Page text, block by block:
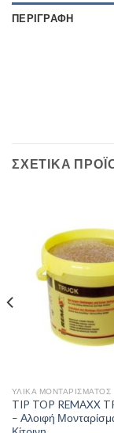
ΠΕΡΙΓΡΑΦΉ
ΣΧΕΤΙΚΆ
ΥΛΙΚΆ ΜΟΝΤΑΡΊΣΜΑΤΟΣ
TIP TOP REMAXX
– Αλοιφή